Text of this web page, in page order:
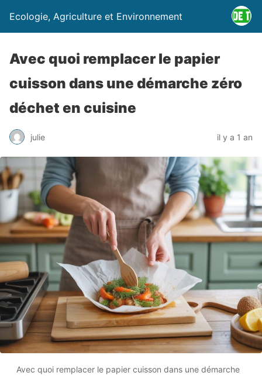
Ecologie, Agriculture et Environnement
Avec quoi remplacer le papier
cuisson dans une démarche zéro
déchet en cuisine
julie il y a 1 an
Avec quoi remplacer le papier cuisson dans une démarche